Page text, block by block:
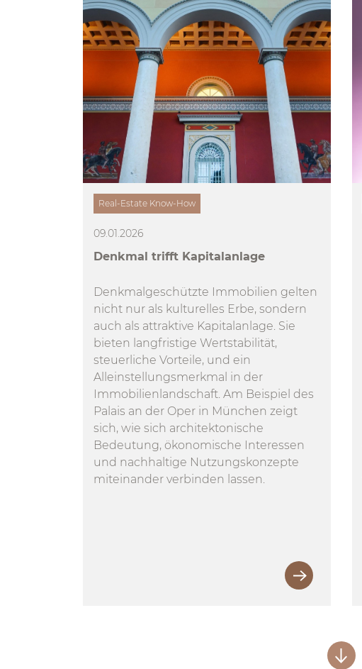
Real-Estate Know-How
09.01.2026
Denkmal trifft Kapitalanlage
Denkmalgeschützte Immobilien gelten
nicht nur als kulturelles Erbe, sondern
auch als attraktive Kapitalanlage. Sie
bieten langfristige Wertstabilität,
steuerliche Vorteile, und ein
Alleinstellungsmerkmal in der
Immobilienlandschaft. Am Beispiel des
Palais an der Oper in München zeigt
sich, wie sich architektonische
Bedeutung, ökonomische Interessen
und nachhaltige Nutzungskonzepte
miteinander verbinden lassen.